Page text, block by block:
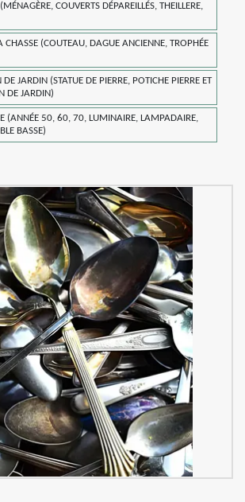
COUVERTS DÉPAREILLÉS, THEILLERE,
CHASSE (COUTEAU, DAGUE ANCIENNE, TROPHÉE
JARDIN (STATUE DE PIERRE, POTICHE PIERRE ET
DE JARDIN)
(ANNÉE 50, 60, 70, LUMINAIRE, LAMPADAIRE,
BASSE)